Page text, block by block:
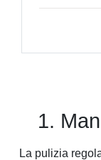
1.
La pulizia